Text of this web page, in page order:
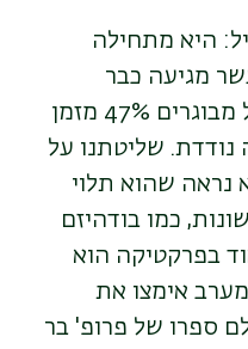
היא מתחילה
מגיעה כבר
לכ-25% מזמן הערות, ואצל מבוגרים 47% מזמן
שליטתנו על
נראה שהוא תלוי
כמו בודהיזם
בפרקטיקה הוא
אימצו את
ספרו של פרופ' בר